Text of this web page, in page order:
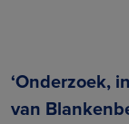
‘Onderzoek,
van